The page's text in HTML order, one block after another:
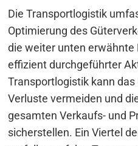
Die Transportlogistik
Optimierung des
die weiter unten erwähnte
effizient durchgeführter
Transportlogistik kann
Verluste vermeiden und
gesamten Verkaufs- und
sicherstellen. Ein Viertel